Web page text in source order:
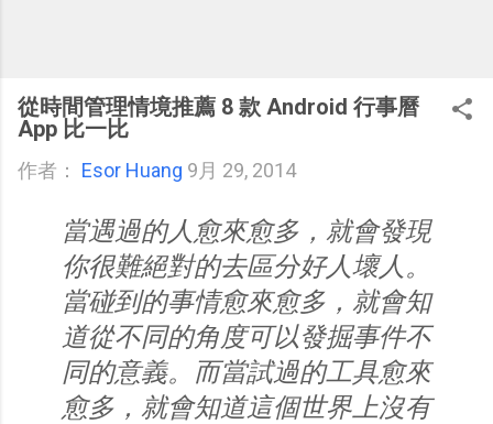
從時間管理情境推薦 8 款 Android 行事曆
App 比一比
作者： Esor Huang 9月 29, 2014
當遇過的人愈來愈多，就會發現
你很難絕對的去區分好人壞人。
當碰到的事情愈來愈多，就會知
道從不同的角度可以發掘事件不
同的意義。而當試過的工具愈來
愈多，就會知道這個世界上沒有